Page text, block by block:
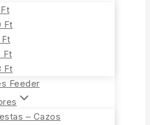
Ft
Ft
Ft
Ft
Feeder
– Cazos